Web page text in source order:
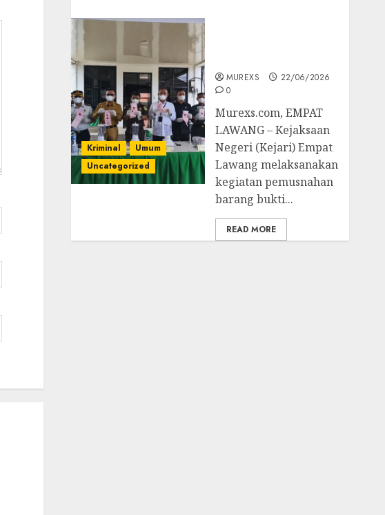
Kriminal
Umum
Uncategorized
MUREXS
22/06/2026
0
‎Murexs.com, EMPAT
LAWANG – Kejaksaan
Negeri (Kejari) Empat
Lawang melaksanakan
kegiatan pemusnahan
barang bukti...
READ MORE